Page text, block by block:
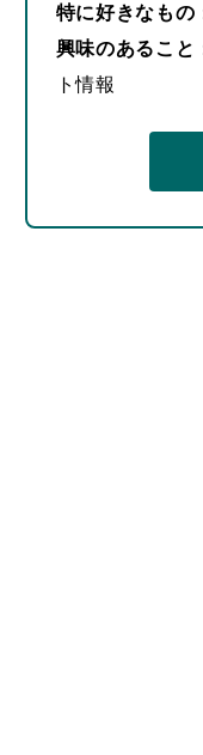
特に好きなもの
興味のあること
ト情報